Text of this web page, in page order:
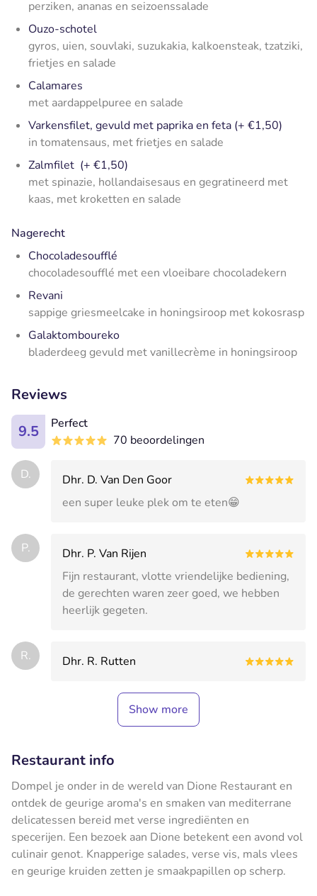
perziken, ananas en seizoenssalade
Ouzo-schotel
gyros, uien, souvlaki, suzukakia, kalkoensteak, tzatziki,
frietjes en salade
Calamares
met aardappelpuree en salade
Varkensfilet, gevuld met paprika en feta (+ €1,50)
in tomatensaus, met frietjes en salade
Zalmfilet (+ €1,50)
met spinazie, hollandaisesaus en gegratineerd met
kaas, met kroketten en salade
Nagerecht
Chocoladesoufflé
chocoladesoufflé met een vloeibare chocoladekern
Revani
sappige griesmeelcake in honingsiroop met kokosrasp
Galaktomboureko
bladerdeeg gevuld met vanillecrème in honingsiroop
Reviews
9.5
Perfect
70 beoordelingen
D.
Dhr. D. Van Den Goor
een super leuke plek om te eten😁
P.
Dhr. P. Van Rijen
Fijn restaurant, vlotte vriendelijke bediening,
de gerechten waren zeer goed, we hebben
heerlijk gegeten.
R. Dhr. R. Rutten
Show more
Restaurant info
Dompel je onder in de wereld van Dione Restaurant en
ontdek de geurige aroma's en smaken van mediterrane
delicatessen bereid met verse ingrediënten en
specerijen. Een bezoek aan Dione betekent een avond vol
culinair genot. Knapperige salades, verse vis, mals vlees
en geurige kruiden zetten je smaakpapillen op scherp.